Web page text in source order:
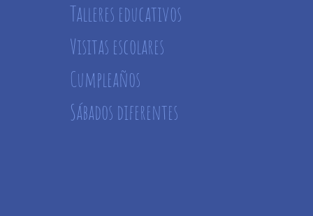
Talleres educativos
Visitas escolares
Cumpleaños
Sábados diferentes